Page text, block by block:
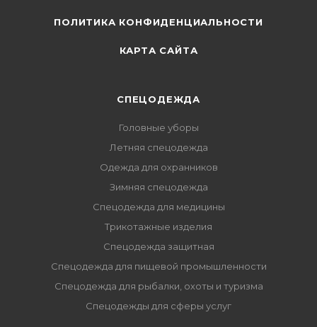
ПОЛИТИКА КОНФИДЕНЦИАЛЬНОСТИ
КАРТА САЙТА
СПЕЦОДЕЖДА
Головные уборы
Летняя спецодежда
Одежда для охранников
Зимняя спецодежда
Спецодежда для медицины
Трикотажные изделия
Спецодежда защитная
Спецодежда для пищевой промышленности
Спецодежда для рыбалки, охоты и туризма
Спецодежды для сферы услуг